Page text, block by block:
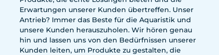
Erwartungen unserer Kunden übertreffen. Unser
Antrieb? Immer das Beste für die Aquaristik und
unsere Kunden herauszuholen. Wir hören genau
hin und lassen uns von den Bedürfnissen unserer
Kunden leiten, um Produkte zu gestalten, die